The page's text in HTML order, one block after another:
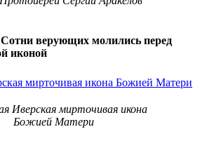
верующих молились перед
иконой
Иверская мирточивая икона
Божией Матери